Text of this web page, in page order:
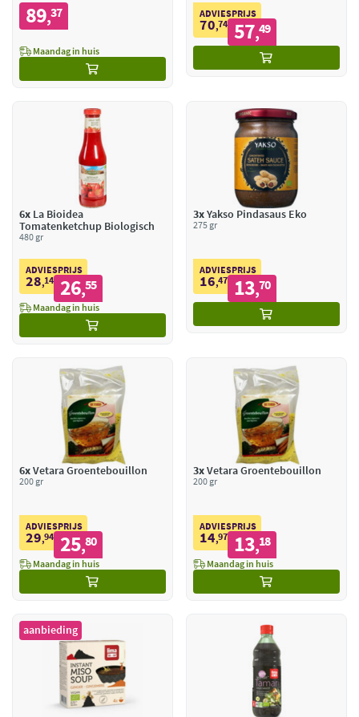
89,37
Maandag in huis
ADVIESPRIJS
70,74 57,49
6x La Bioidea
Tomatenketchup Biologisch
480 gr
ADVIESPRIJS
28,14 26,55
Maandag in huis
3xYakso Pindasaus Eko
275 gr
ADVIESPRIJS
16,47 13,70
6xVetara Groentebouillon
200 gr
ADVIESPRIJS
29,94 25,80
Maandag in huis
3xVetara Groentebouillon
200 gr
ADVIESPRIJS
14,97 13,18
Maandag in huis
aanbieding